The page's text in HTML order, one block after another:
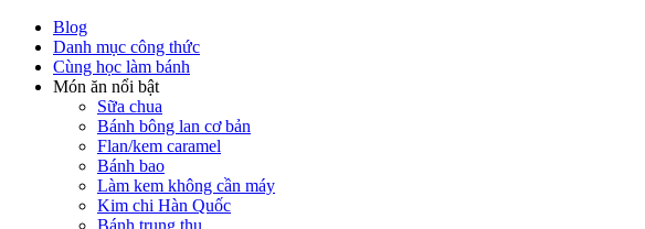
Blog
Danh mục công thức
Cùng học làm bánh
Món ăn nổi bật
Sữa chua
Bánh bông lan cơ bản
Flan/kem caramel
Bánh bao
Làm kem không cần máy
Kim chi Hàn Quốc
Bánh trung thu